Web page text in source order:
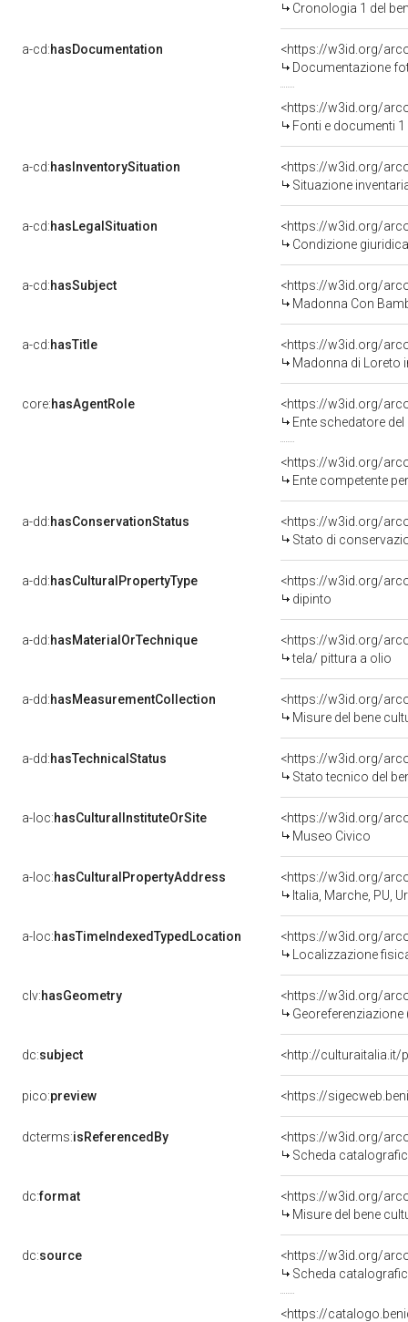
Cronologia 1 del
a-cd:hasDocumentation
Documentazione
<https://w3id.org/
Fonti e documenti
a-cd:hasInventorySituation
<https://w3id.org/
Situazione
a-cd:hasLegalSituation
Condizione
a-cd:hasSubject
<https://w3id.org/
Madonna Con
a-cd:hasTitle
<https://w3id.org/
Madonna di Loreto
core:hasAgentRole
<https://w3id.org/
Ente schedatore
<https://w3id.org/
Ente competente per tutela
a-dd:hasConservationStatus
<https://w3id.org/
Stato di
a-dd:hasCulturalPropertyType
<https://w3id.org/
dipinto
a-dd:hasMaterialOrTechnique
<https://w3id.org/
tela/ pittura a olio
a-dd:hasMeasurementCollection
<https://w3id.org/
Misure del bene
a-dd:hasTechnicalStatus
<https://w3id.org/
Stato tecnico del
a-loc:hasCulturalInstituteOrSite
<https://w3id.org/
Museo Civico
a-loc:hasCulturalPropertyAddress
<https://w3id.org/
Italia, Marche, PU,
a-loc:hasTimeIndexedTypedLocation
<https://w3id.org/
Localizzazione
clv:hasGeometry
<https://w3id.org/
dc:subject <http://culturaitalia.it/
pico:preview <https://
dcterms:isReferencedBy
<https://w3id.org/
Scheda
dc:format
<https://w3id.org/
Misure del bene
dc:source
<https://w3id.org/
Scheda
<https://